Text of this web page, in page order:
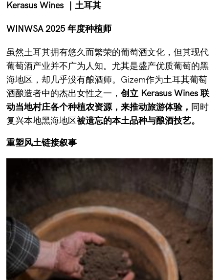
Kerasus Wines ｜土耳其
WINWSA 2025 年度种植师
虽然土耳其拥有悠久而繁荣的葡萄酒文化，但其现代
葡萄酒产业并不广为人知。尤其是盛产优质葡萄的黑
海地区，却几乎没有酿酒师。Gizem作为土耳其葡萄
酒酿造者中的杰出女性之一，创立 Kerasus Wines 联
动当地村庄各个种植农资源，来推动旅游体验， 同时
复兴本地黑海地区被遗忘的本土品种与酿酒技艺。
重塑风土链接叙事